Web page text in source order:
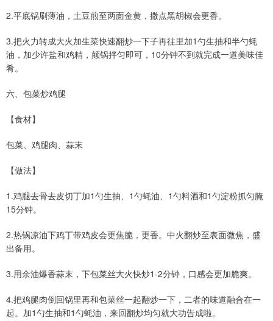
2.平底锅刷薄油，土豆煎至两面金黄，撒点黑胡椒会更香。
3.把火力转成大火加生菜快速翻炒一下子再往里加1勺生抽和半勺蚝
油，加少许盐和鸡精，颠锅拌匀即可，10分钟不到就完成一道美味佳
肴。
六、包菜炒鸡腿
【食材】
包菜、鸡腿肉、蒜末
【做法】
1.鸡腿去骨去皮切丁加1勺生抽、1勺蚝油、1勺料酒和1勺淀粉抓匀腌
15分钟。
2.热锅凉油下鸡丁带鸡皮会更焦脆，更香。中火翻炒至表面微焦，盛
出备用。
3.用余油爆香蒜末，下包菜丝大火快炒1-2分钟，口感会更加脆爽。
4.把鸡腿肉倒回锅里再和包菜丝一起翻炒一下，二者的味道融合在一
起。加1勺生抽和1勺蚝油，来回翻炒均匀就大功告成啦。